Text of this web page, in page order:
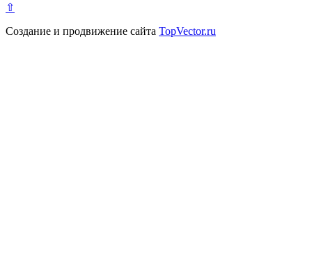
⇧
Создание и продвижение сайта TopVector.ru